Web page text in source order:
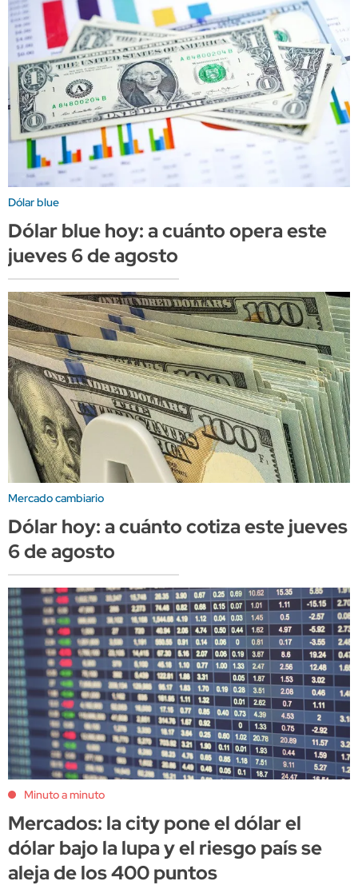
Dólar blue
Dólar blue hoy: a cuánto opera este
jueves 6 de agosto
Mercado cambiario
Dólar hoy: a cuánto cotiza este jueves
6 de agosto
Minuto a minuto
Mercados: la city pone el dólar el
dólar bajo la lupa y el riesgo país se
aleja de los 400 puntos